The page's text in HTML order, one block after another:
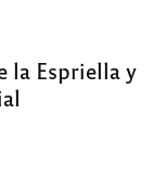
la Espriella y